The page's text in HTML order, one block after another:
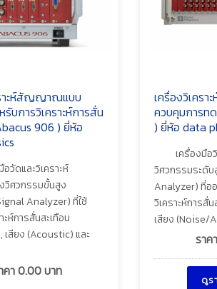
าะห์สัญญาณแบบ
บการวิเคราะห์การสั่น
906 ) ยี่ห้อ
วัดและวิเคราะห์
ศวกรรมขั้นสูง
Analyzer) ที่ใช้
ะห์การสั่นสะเทือน
สียง (Acoustic) และ
คา0.00บาท
เครื่องวิเคร
ควบคุมการท
) ยี่ห้อ data
เครื่องมื
วิศวกรรมระดั
Analyzer) ที่อ
วิเคราะห์การสั่
เสียง (Noise/
รา
ดูร